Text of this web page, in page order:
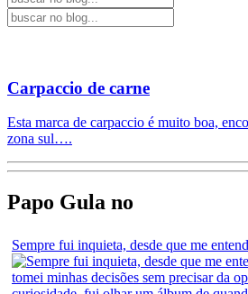
Carpaccio de carne
Esta marca de carpaccio é muito boa,
zona sul….
Papo Gula no
Sempre fui inquieta, desde que me